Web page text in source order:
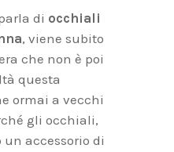
di occhiali
, viene subito
che non è poi
questa
ormai a vecchi
gli occhiali,
un accessorio di